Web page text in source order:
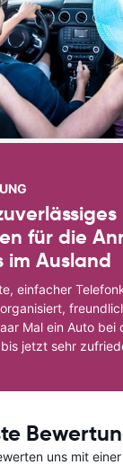
für die
im Ausland
einfacher
Mal ein Auto bei
jetzt sehr
uns mit